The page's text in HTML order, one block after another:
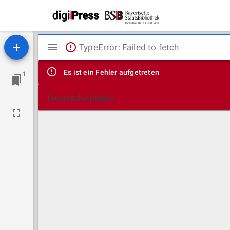
1
Mirador
Viewer
TypeError: Failed to fetch
Es ist ein Fehler aufgetreten
Technische Details